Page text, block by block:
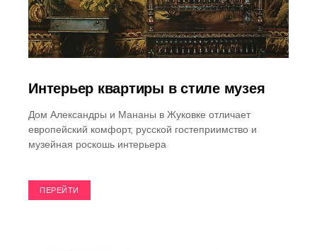
Интерьер квартиры в стиле музея
Дом Александры и Мананы в Жуковке отличает
европейский комфорт, русской гостеприимство и
музейная роскошь интерьера
ПЕРЕЙТИ